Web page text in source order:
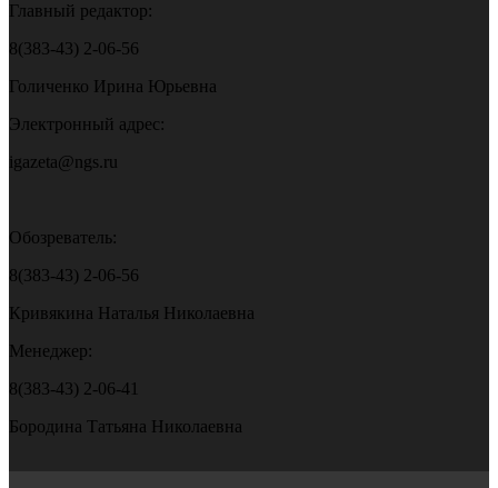
Главный редактор:
8(383-43) 2-06-56
Голиченко Ирина Юрьевна
Электронный адрес:
igazeta@ngs.ru
Обозреватель:
8(383-43) 2-06-56
Кривякина Наталья Николаевна
Менеджер:
8(383-43) 2-06-41
Бородина Татьяна Николаевна